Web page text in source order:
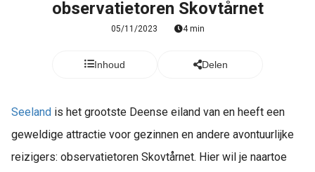
observatietoren Skovtårnet
05/11/2023 4 min
Inhoud Delen
Seeland is het grootste Deense eiland van en heeft een
geweldige attractie voor gezinnen en andere avontuurlijke
reizigers: observatietoren Skovtårnet. Hier wil je naartoe